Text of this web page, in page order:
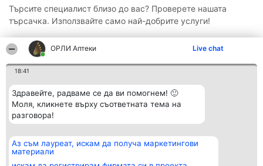
ОРЛИ Аптеки Live chat
18:41
Здравейте, радваме се да ви помогнем! 🙂
Моля, кликнете върху съответната тема на
разговора!
Аз съм лауреат, искам да получа маркетингови
материали
Търсите специалист близо до вас? Проверете нашата
търсачка. Използвайте само най-добрите услуги!
Организатор на
класиране
Класация Контакти